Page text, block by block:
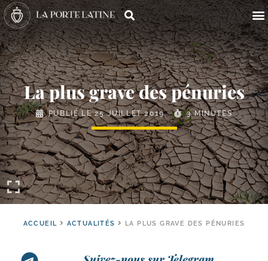
La plus grave des pénuries
PUBLIÉ LE25 JUILLET 2019 3 MINUTES
ACCUEIL ACTUALITÉS LA PLUS GRAVE DES PÉNURIES